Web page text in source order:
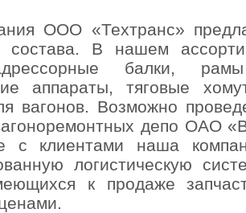
ООО «Техтранс»
состава. В нашем
балки, рамы
аппараты, тяговые
вагонов. Возможно
депо ОАО
с клиентами наша
логистическую
к продаже